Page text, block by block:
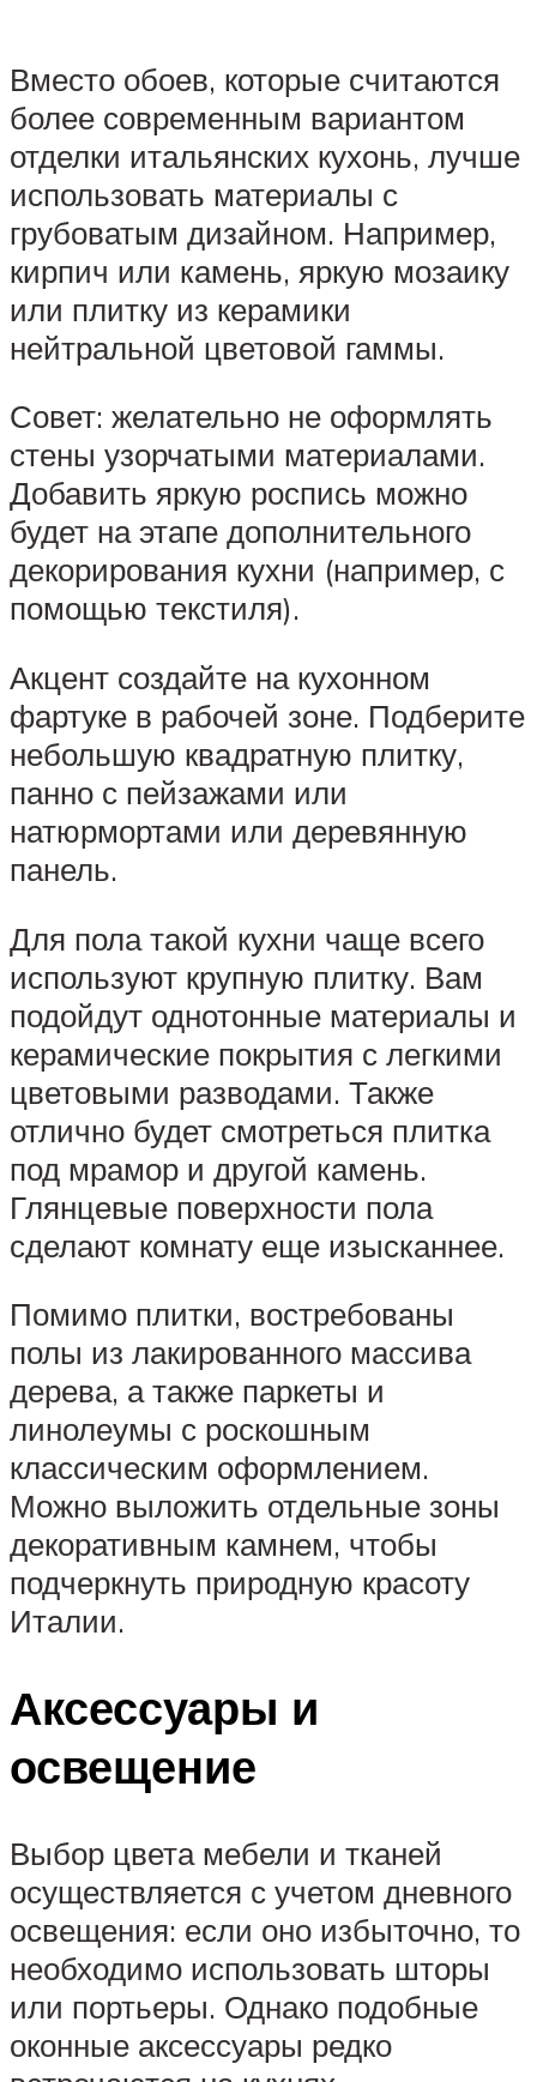
Вместо обоев, которые считаются
более современным вариантом
отделки итальянских кухонь, лучше
использовать материалы с
грубоватым дизайном. Например,
кирпич или камень, яркую мозаику
или плитку из керамики
нейтральной цветовой гаммы.
Совет: желательно не оформлять
стены узорчатыми материалами.
Добавить яркую роспись можно
будет на этапе дополнительного
декорирования кухни (например, с
помощью текстиля).
Акцент создайте на кухонном
фартуке в рабочей зоне. Подберите
небольшую квадратную плитку,
панно с пейзажами или
натюрмортами или деревянную
панель.
Для пола такой кухни чаще всего
используют крупную плитку. Вам
подойдут однотонные материалы и
керамические покрытия с легкими
цветовыми разводами. Также
отлично будет смотреться плитка
под мрамор и другой камень.
Глянцевые поверхности пола
сделают комнату еще изысканнее.
Помимо плитки, востребованы
полы из лакированного массива
дерева, а также паркеты и
линолеумы с роскошным
классическим оформлением.
Можно выложить отдельные зоны
декоративным камнем, чтобы
подчеркнуть природную красоту
Италии.
Аксессуары и
освещение
Выбор цвета мебели и тканей
осуществляется с учетом дневного
освещения: если оно избыточно, то
необходимо использовать шторы
или портьеры. Однако подобные
оконные аксессуары редко